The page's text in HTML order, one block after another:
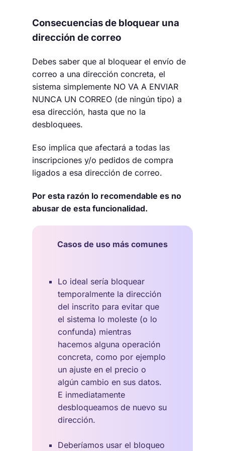
Consecuencias de bloquear una
dirección de correo
Debes saber que al bloquear el envío de
correo a una dirección concreta, el
sistema simplemente NO VA A ENVIAR
NUNCA UN CORREO (de ningún tipo) a
esa dirección, hasta que no la
desbloquees.
Eso implica que afectará a todas las
inscripciones y/o pedidos de compra
ligados a esa dirección de correo.
Por esta razón lo recomendable es no
abusar de esta funcionalidad.
Casos de uso más comunes
Lo ideal sería bloquear
temporalmente la dirección
del inscrito para evitar que
el sistema lo moleste (o lo
confunda) mientras
hacemos alguna operación
concreta, como por ejemplo
un ajuste en el precio o
algún cambio en sus datos.
E inmediatamente
desbloqueamos de nuevo su
dirección.
Deberíamos usar el bloqueo